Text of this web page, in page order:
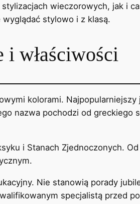
wieczorowych, jak i
stylowo i z klasą.
i właściwości
kolorami. Najpopularniejszy
nazwa pochodzi od greckiego
i Stanach Zjednoczonych.
Nie stanowią porady
specjalistą przed